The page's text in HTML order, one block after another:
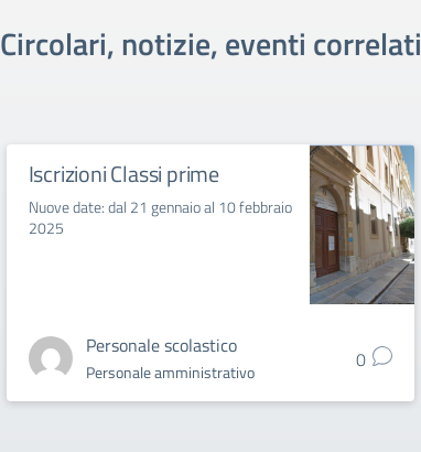
Circolari, notizie, eventi correlati
Iscrizioni Classi prime
Nuove date: dal 21 gennaio al 10 febbraio
2025
Personale scolastico
Personale amministrativo 0